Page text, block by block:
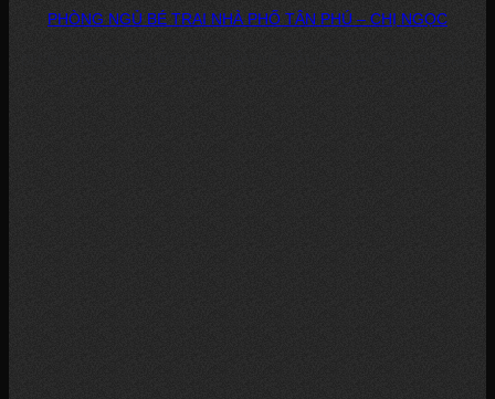
PHÒNG NGỦ BÉ TRAI NHÀ PHỐ TÂN PHÚ – CHỊ NGỌC